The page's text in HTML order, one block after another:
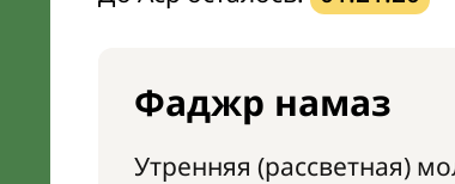
Фаджр намаз
Утренняя (рассветная)